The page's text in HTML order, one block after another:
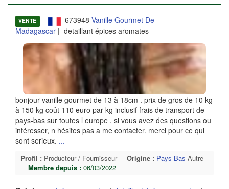
VENTE 673948 Vanille Gourmet De
Madagascar | detaillant épices aromates
bonjour vanille gourmet de 13 à 18cm . prix de gros de 10 kg
à 150 kg coût 110 euro par kg inclusif frais de transport de
pays-bas sur toutes l europe . si vous avez des questions ou
intéresser, n hésites pas a me contacter. merci pour ce qui
sont serieux. ...
Profil : Producteur / Fournisseur Origine : Pays Bas Autre
Membre depuis : 06/03/2022